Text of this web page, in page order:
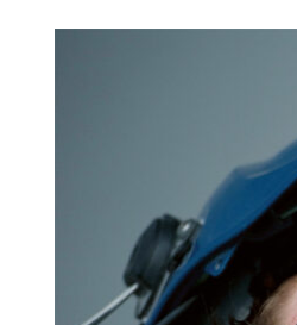
Läs E-tidningen
Search for:
SEARCH